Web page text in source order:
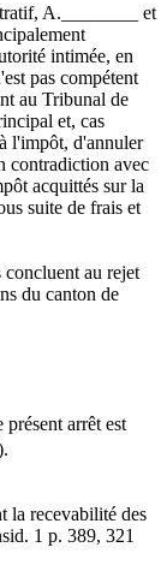
A.________ et
intimée, en
pas compétent
au Tribunal de
et, cas
l'impôt, d'annuler
contradiction avec
acquittés sur la
suite de frais et
au rejet
du canton de
arrêt est
la recevabilité des
1 p. 389, 321